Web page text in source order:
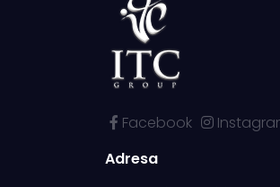
Facebook
Adresa